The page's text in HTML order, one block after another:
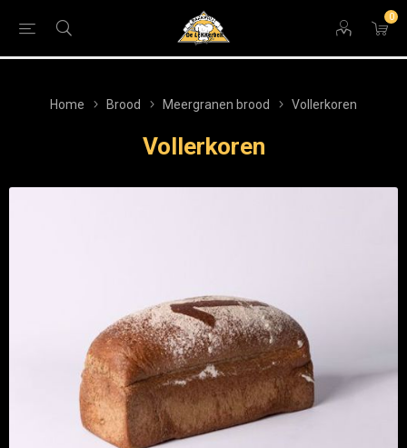
0
Home Brood Meergranen brood Vollerkoren
Vollerkoren